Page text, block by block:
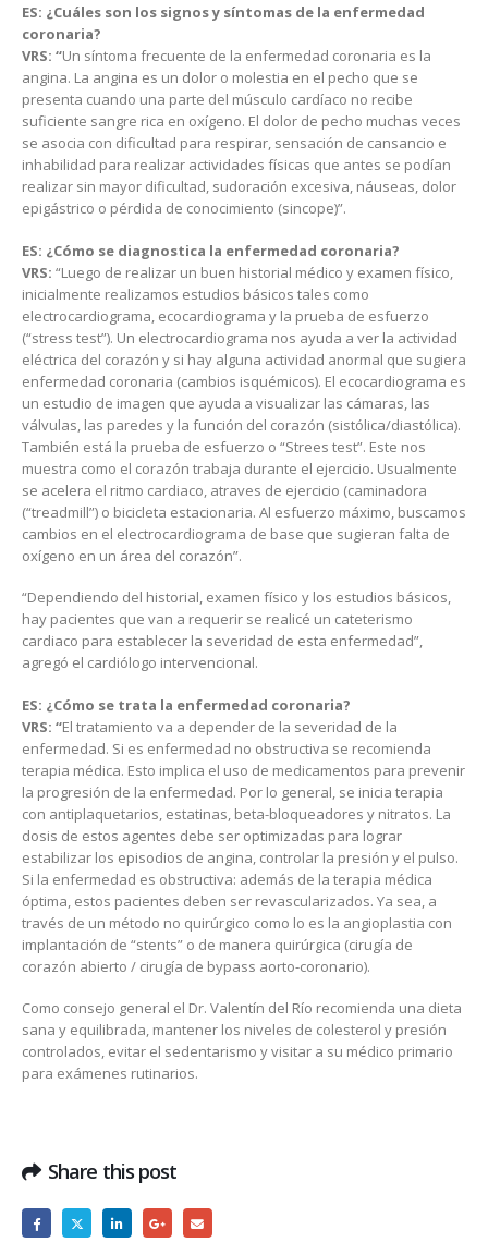
ES: ¿Cuáles son los signos y síntomas de la enfermedad
coronaria?
VRS: “Un síntoma frecuente de la enfermedad coronaria es la
angina. La angina es un dolor o molestia en el pecho que se
presenta cuando una parte del músculo cardíaco no recibe
suficiente sangre rica en oxígeno. El dolor de pecho muchas veces
se asocia con dificultad para respirar, sensación de cansancio e
inhabilidad para realizar actividades físicas que antes se podían
realizar sin mayor dificultad, sudoración excesiva, náuseas, dolor
epigástrico o pérdida de conocimiento (sincope)”.
ES: ¿Cómo se diagnostica la enfermedad coronaria?
VRS: “Luego de realizar un buen historial médico y examen físico,
inicialmente realizamos estudios básicos tales como
electrocardiograma, ecocardiograma y la prueba de esfuerzo
(“stress test”). Un electrocardiograma nos ayuda a ver la actividad
eléctrica del corazón y si hay alguna actividad anormal que sugiera
enfermedad coronaria (cambios isquémicos). El ecocardiograma es
un estudio de imagen que ayuda a visualizar las cámaras, las
válvulas, las paredes y la función del corazón (sistólica/diastólica).
También está la prueba de esfuerzo o “Strees test”. Este nos
muestra como el corazón trabaja durante el ejercicio. Usualmente
se acelera el ritmo cardiaco, atraves de ejercicio (caminadora
(“treadmill”) o bicicleta estacionaria. Al esfuerzo máximo, buscamos
cambios en el electrocardiograma de base que sugieran falta de
oxígeno en un área del corazón”.
“Dependiendo del historial, examen físico y los estudios básicos,
hay pacientes que van a requerir se realicé un cateterismo
cardiaco para establecer la severidad de esta enfermedad”,
agregó el cardiólogo intervencional.
ES: ¿Cómo se trata la enfermedad coronaria?
VRS: “El tratamiento va a depender de la severidad de la
enfermedad. Si es enfermedad no obstructiva se recomienda
terapia médica. Esto implica el uso de medicamentos para prevenir
la progresión de la enfermedad. Por lo general, se inicia terapia
con antiplaquetarios, estatinas, beta-bloqueadores y nitratos. La
dosis de estos agentes debe ser optimizadas para lograr
estabilizar los episodios de angina, controlar la presión y el pulso.
Si la enfermedad es obstructiva: además de la terapia médica
óptima, estos pacientes deben ser revascularizados. Ya sea, a
través de un método no quirúrgico como lo es la angioplastia con
implantación de “stents” o de manera quirúrgica (cirugía de
corazón abierto / cirugía de bypass aorto-coronario).
Como consejo general el Dr. Valentín del Río recomienda una dieta
sana y equilibrada, mantener los niveles de colesterol y presión
controlados, evitar el sedentarismo y visitar a su médico primario
para exámenes rutinarios.
Share this post